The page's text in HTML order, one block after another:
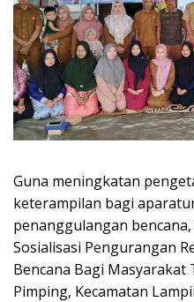
Guna meningkatan
keterampilan bagi
penanggulangan
Sosialisasi Pengurangan
Bencana Bagi Masyarakat
Pimping, Kecamatan